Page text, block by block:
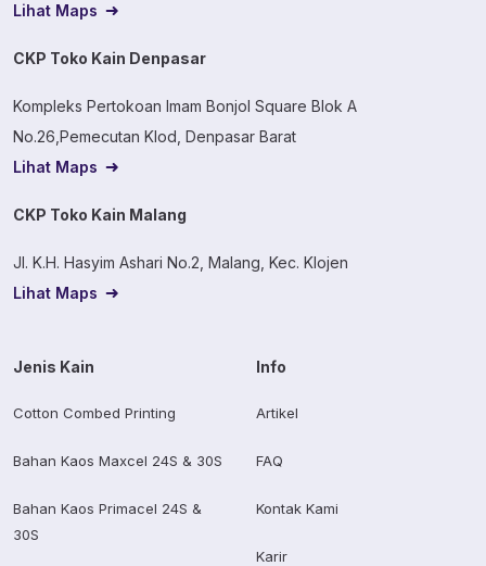
Lihat Maps
CKP Toko Kain Denpasar
Kompleks Pertokoan Imam Bonjol Square Blok A
No.26,Pemecutan Klod, Denpasar Barat
Lihat Maps
CKP Toko Kain Malang
Jl. K.H. Hasyim Ashari No.2, Malang, Kec. Klojen
Lihat Maps
Jenis Kain
Cotton Combed Printing
Bahan Kaos Maxcel 24S & 30S
Bahan Kaos Primacel 24S &
30S
Info
Artikel
FAQ
Kontak Kami
Karir